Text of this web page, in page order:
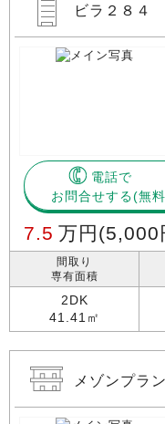
ビラ２８４
電話で
お問合せする
7.5 万円 (5,000
間取り
専有面積
2DK
41.41㎡
メゾンプラ